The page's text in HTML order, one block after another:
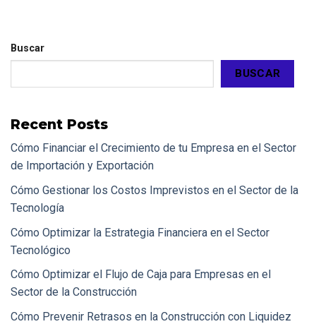
Buscar
BUSCAR
Recent Posts
Cómo Financiar el Crecimiento de tu Empresa en el Sector
de Importación y Exportación
Cómo Gestionar los Costos Imprevistos en el Sector de la
Tecnología
Cómo Optimizar la Estrategia Financiera en el Sector
Tecnológico
Cómo Optimizar el Flujo de Caja para Empresas en el
Sector de la Construcción
Cómo Prevenir Retrasos en la Construcción con Liquidez